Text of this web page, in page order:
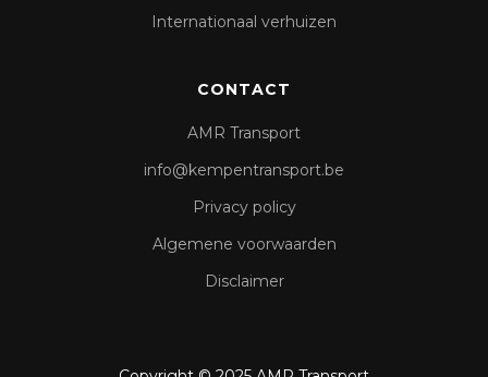
Internationaal verhuizen
CONTACT
AMR Transport
info@kempentransport.be
Privacy policy
Algemene voorwaarden
Disclaimer